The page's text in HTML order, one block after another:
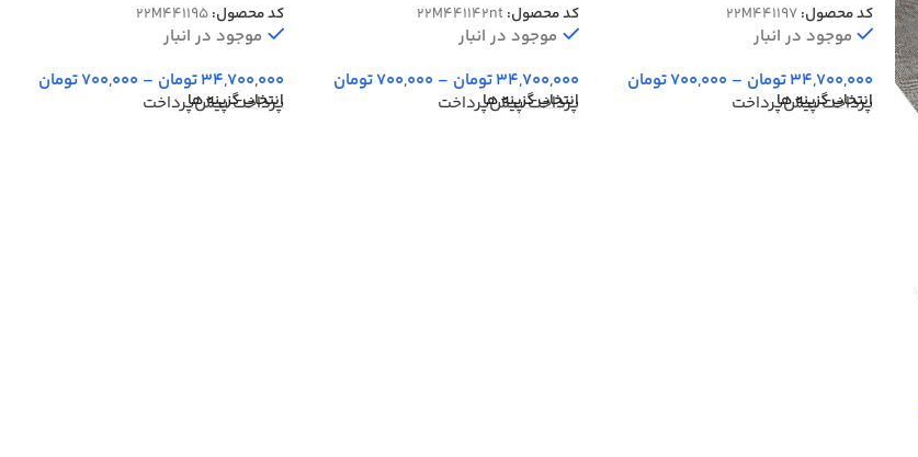
کد محصول:22M441197
موجود در انبار
34,700,000تومان –
700,000تومان
انتخاب گزینه ها
پرداخت پیش‌پرداخت
کد محصول:22M441142nt
موجود در انبار
34,700,000تومان –
700,000تومان
انتخاب گزینه ها
پرداخت پیش‌پرداخت
کد محصول:22M441195
موجود در انبار
34,700,000تومان –
700,000تومان
انتخاب گزینه ها
پرداخت پیش‌پرداخت